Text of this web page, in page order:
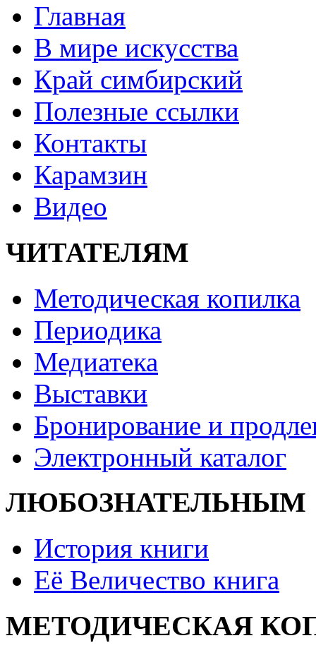
Главная
В мире искусства
Край симбирский
Полезные ссылки
Контакты
Карамзин
Видео
ЧИТАТЕЛЯМ
Методическая копилка
Периодика
Медиатека
Выставки
Бронирование и
Электронный каталог
ЛЮБОЗНАТЕЛЬНЫМ
История книги
Её Величество книга
МЕТОДИЧЕСКАЯ